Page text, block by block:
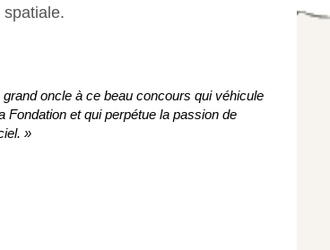
oncle à ce beau concours qui véhicule
et qui perpétue la passion de
»